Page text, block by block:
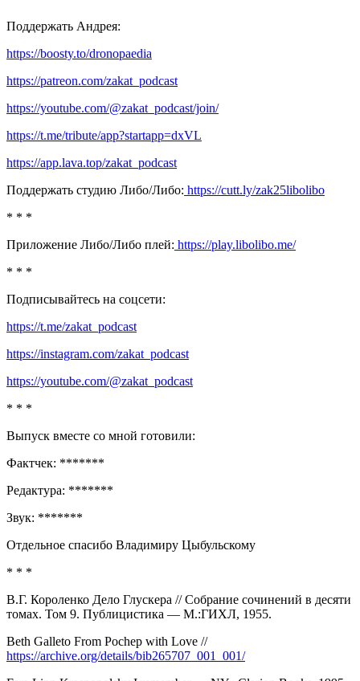
Поддержать Андрея:
https://boosty.to/dronopaedia
https://patreon.com/zakat_podcast
https://youtube.com/@zakat_podcast/join/
https://t.me/tribute/app?startapp=dxVL
https://app.lava.top/zakat_podcast
Поддержать студию Либо/Либо: https://cutt.ly/zak25libolibo
* * *
Приложение Либо/Либо плей: https://play.libolibo.me/
* * *
Подписывайтесь на соцсети:
https://t.me/zakat_podcast
https://instagram.com/zakat_podcast
https://youtube.com/@zakat_podcast
* * *
Выпуск вместе со мной готовили:
Фактчек: *******
Редактура: *******
Звук: *******
Отдельное спасибо Владимиру Цыбульскому
* * *
В.Г. Короленко Дело Глускера // Собрание сочинений в десяти
томах. Том 9. Публицистика — М.:ГИХЛ, 1955.
Beth Galleto From Pochep with Love //
https://archive.org/details/bib265707_001_001/